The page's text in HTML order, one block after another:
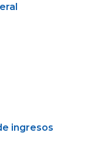
ingresos